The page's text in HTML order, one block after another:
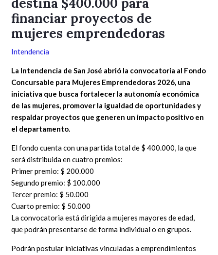
destina $400.000 para
financiar proyectos de
mujeres emprendedoras
Intendencia
La Intendencia de San José abrió la convocatoria al Fondo
Concursable para Mujeres Emprendedoras 2026, una
iniciativa que busca fortalecer la autonomía económica
de las mujeres, promover la igualdad de oportunidades y
respaldar proyectos que generen un impacto positivo en
el departamento.
El fondo cuenta con una partida total de $ 400.000, la que
será distribuida en cuatro premios:
Primer premio: $ 200.000
Segundo premio: $ 100.000
Tercer premio: $ 50.000
Cuarto premio: $ 50.000
La convocatoria está dirigida a mujeres mayores de edad,
que podrán presentarse de forma individual o en grupos.
Podrán postular iniciativas vinculadas a emprendimientos